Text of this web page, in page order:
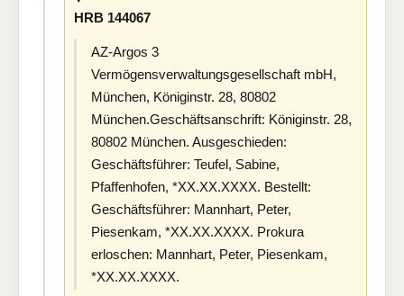
HRB 144067
AZ-Argos 3
Vermögensverwaltungsgesellschaft mbH,
München, Königinstr. 28, 80802
München.Geschäftsanschrift: Königinstr. 28,
80802 München. Ausgeschieden:
Geschäftsführer: Teufel, Sabine,
Pfaffenhofen, *XX.XX.XXXX. Bestellt:
Geschäftsführer: Mannhart, Peter,
Piesenkam, *XX.XX.XXXX. Prokura
erloschen: Mannhart, Peter, Piesenkam,
*XX.XX.XXXX.